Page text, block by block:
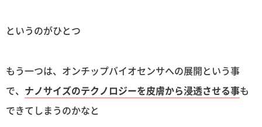
というのがひとつ
もう一つは、オンチップバイオセンサへの展開という事
で、 ナノサイズのテクノロジーを皮膚から浸透させる事も
できてしまうのかなと